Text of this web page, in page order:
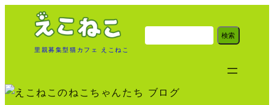
ッ
里親募集型猫カフェ えこねこ
検
索
検索